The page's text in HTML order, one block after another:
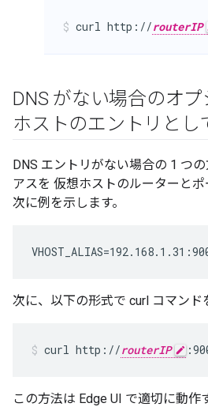
curl http://routerIP
DNS がない場合のオ
ホストのエントリとし
DNS エントリがない場合の 1 つ
アスを 仮想ホストのルーターとポ
次に例を示します。
次に、以下の形式で curl コマンド
curl http://routerIP
この方法は Edge UI で適切に動